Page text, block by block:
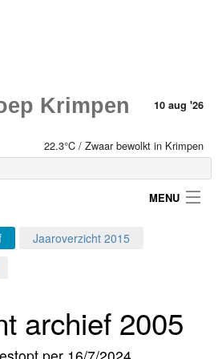
Krimpen 10 aug '26
22.3°C / Zwaar bewolkt in Krimpen
MENU
Jaaroverzicht 2015
archief 2005